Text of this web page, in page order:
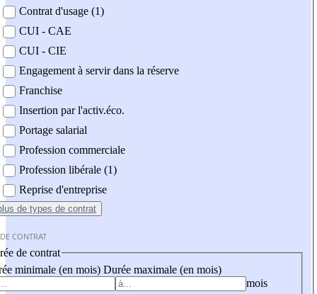
Contrat d'usage (1)
CUI - CAE
CUI - CIE
Engagement à servir dans la réserve
Franchise
Insertion par l'activ.éco.
Portage salarial
Profession commerciale
Profession libérale (1)
Reprise d'entreprise
de types de contrat
CONTRAT
de contrat
minimale (en mois) Durée maximale (en mois)
mois